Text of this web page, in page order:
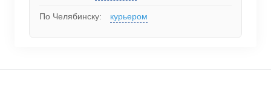
По Челябинску: курьером